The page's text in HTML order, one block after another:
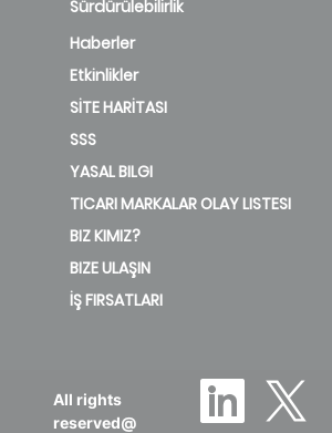
Sürdürülebilirlik
Haberler
Etkinlikler
SİTE HARİTASI
SSS
YASAL BILGI
TICARI MARKALAR OLAY LISTESI
BIZ KIMIZ?
BIZE ULAŞIN
İŞ FIRSATLARI
All rights
reserved@